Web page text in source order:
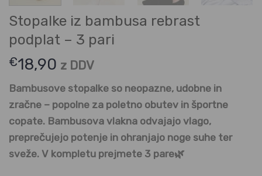
Stopalke iz bambusa rebrast
podplat – 3 pari
€18,90 z DDV
Bambusove stopalke so neopazne, udobne in
zračne – popolne za poletno obutev in športne
copate. Bambusova vlakna odvajajo vlago,
preprečujejo potenje in ohranjajo noge suhe ter
sveže. V kompletu prejmete 3 pare🌿